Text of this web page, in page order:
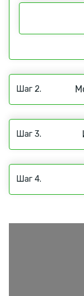
Шаг 2.
Шаг 3.
Шаг 4.